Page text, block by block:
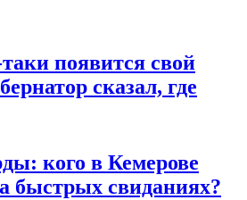
появится свой
сказал, где
кого в Кемерове
быстрых свиданиях?